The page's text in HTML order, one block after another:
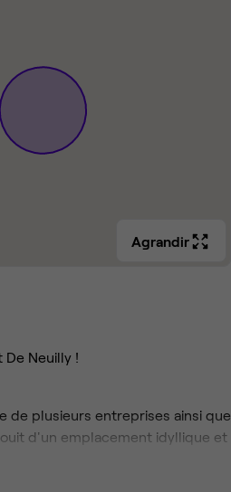
Agrandir
Neuilly !
de plusieurs entreprises ainsi que
d'un emplacement idyllique et